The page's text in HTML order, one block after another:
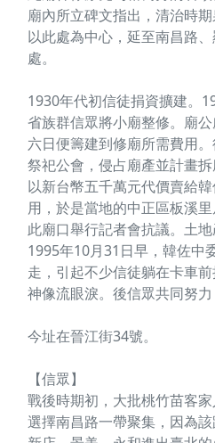
廟內所立碑文指出，清治時
以此處為中心，延至南昌路
處。
1930年代初信徒捐資擴建。
省族群信眾將小廟整修。廟
六日便籌建到修廟所需費用
祭祀公會，侵占廟產並計畫
以新台幣五千萬元代價賣給
用，於是當地的中正區板溪
此廟口舉行記者會抗議。土
1995年10月31日早，韓佐中
走，引起不少信徒躺在卡車
神像流眼淚。後信眾共同努力
今址在晉江街34號。
【信眾】
戰後時期初，大批桃竹苗客
選擇南昌路一帶聚集，因為